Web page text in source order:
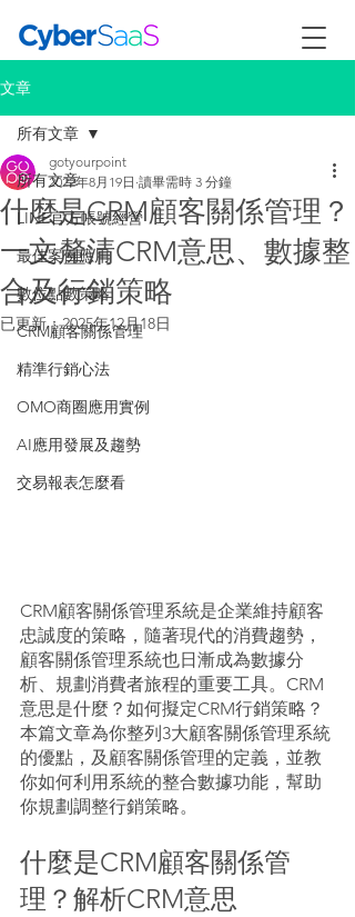
文章
所有文章
LINE官方帳號經營
最佳案例應用
數位點數策略
CRM顧客關係管理
精準行銷心法
OMO商圈應用實例
AI應用發展及趨勢
交易報表怎麼看
所有文章
什麼是CRM顧客關係管理？
一文釐清CRM意思、數據整
合及行銷策略
gotyourpoint
2022年8月19日 讀畢需時 3 分鐘
已更新：2025年12月18日
CRM顧客關係管理系統是企業維持顧客
忠誠度的策略，隨著現代的消費趨勢，
顧客關係管理系統也日漸成為數據分
析、規劃消費者旅程的重要工具。CRM
意思是什麼？如何擬定CRM行銷策略？
本篇文章為你整列3大顧客關係管理系統
的優點，及顧客關係管理的定義，並教
你如何利用系統的整合數據功能，幫助
你規劃調整行銷策略。
什麼是CRM顧客關係管
理？解析CRM意思